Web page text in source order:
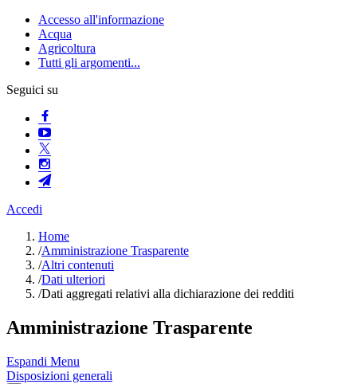
Accesso all'informazione
Acqua
Agricoltura
Tutti gli argomenti...
Seguici su
Accedi
Home
/Amministrazione Trasparente
/Altri contenuti
/Dati ulteriori
/Dati aggregati relativi alla dichiarazione dei redditi
Amministrazione Trasparente
Espandi Menu
Disposizioni generali